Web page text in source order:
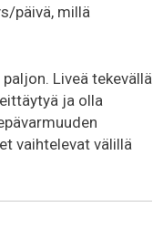
päivä, millä
Liveä tekevällä
ja olla
vaihtelevat välillä